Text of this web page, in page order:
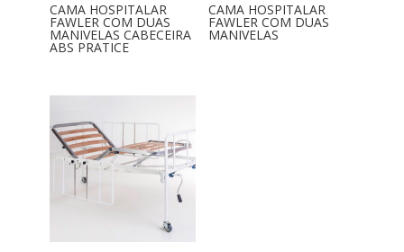
CAMA HOSPITALAR
FAWLER COM DUAS
MANIVELAS CABECEIRA
ABS PRATICE
CAMA HOSPITALAR
FAWLER COM DUAS
MANIVELAS